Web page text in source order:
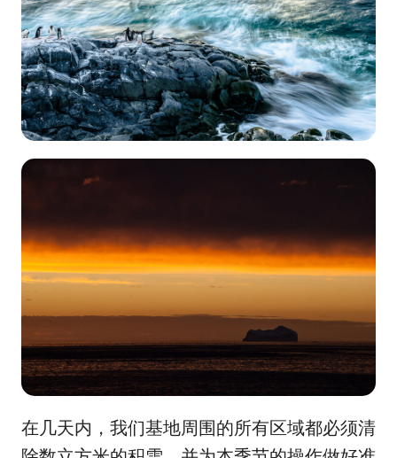
在几天内，我们基地周围的所有区域都必须清